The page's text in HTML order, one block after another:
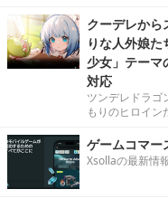
クーデレから
りな人外娘
少女」テーマ
対応
ツンデレドラゴ
もりのヒロイン
ゲームコマー
Xsollaの最新情